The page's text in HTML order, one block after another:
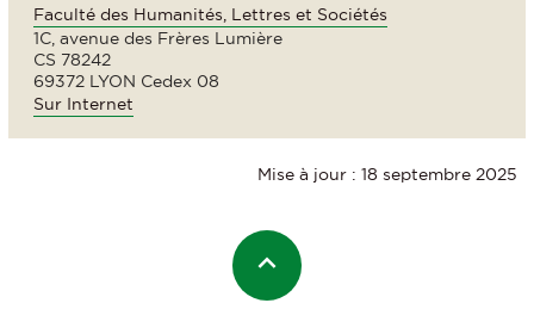
Faculté des Humanités, Lettres et Sociétés
1C, avenue des Frères Lumière
CS 78242
69372 LYON Cedex 08
Sur Internet
Mise à jour : 18 septembre 2025